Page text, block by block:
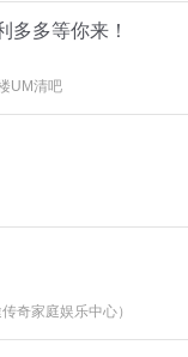
多多等你来！
UM清吧
奇家庭娱乐中心）